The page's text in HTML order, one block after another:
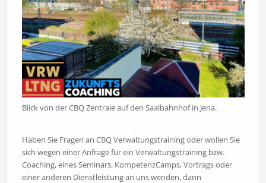
Blick von der CBQ Zentrale auf den Saalbahnhof in Jena.
Haben Sie Fragen an CBQ Verwaltungstraining oder wollen Sie
sich wegen einer Anfrage für ein Verwaltungstraining bzw.
Coaching, eines Seminars, KompetenzCamps, Vortrags oder
einer anderen Dienstleistung an uns wenden, dann